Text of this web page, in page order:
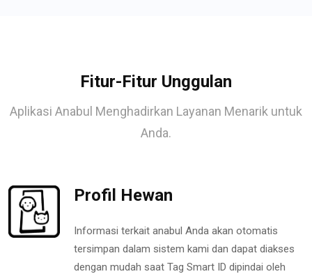
Fitur-Fitur Unggulan
Aplikasi Anabul Menghadirkan Layanan Menarik untuk
Anda.
Profil Hewan
Informasi terkait anabul Anda akan otomatis
tersimpan dalam sistem kami dan dapat diakses
dengan mudah saat Tag Smart ID dipindai oleh